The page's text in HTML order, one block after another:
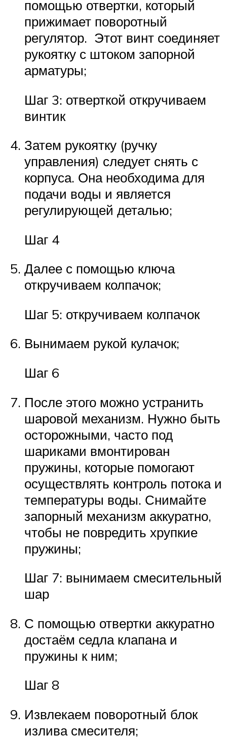
помощью отвертки, который
прижимает поворотный
регулятор. Этот винт соединяет
рукоятку с штоком запорной
арматуры;
Шаг 3: отверткой откручиваем
винтик
Затем рукоятку (ручку
управления) следует снять с
корпуса. Она необходима для
подачи воды и является
регулирующей деталью;
Шаг 4
Далее с помощью ключа
откручиваем колпачок;
Шаг 5: откручиваем колпачок
Вынимаем рукой кулачок;
Шаг 6
После этого можно устранить
шаровой механизм. Нужно быть
осторожными, часто под
шариками вмонтирован
пружины, которые помогают
осуществлять контроль потока и
температуры воды. Снимайте
запорный механизм аккуратно,
чтобы не повредить хрупкие
пружины;
Шаг 7: вынимаем смесительный
шар
С помощью отвертки аккуратно
достаём седла клапана и
пружины к ним;
Шаг 8
Извлекаем поворотный блок
излива смесителя;